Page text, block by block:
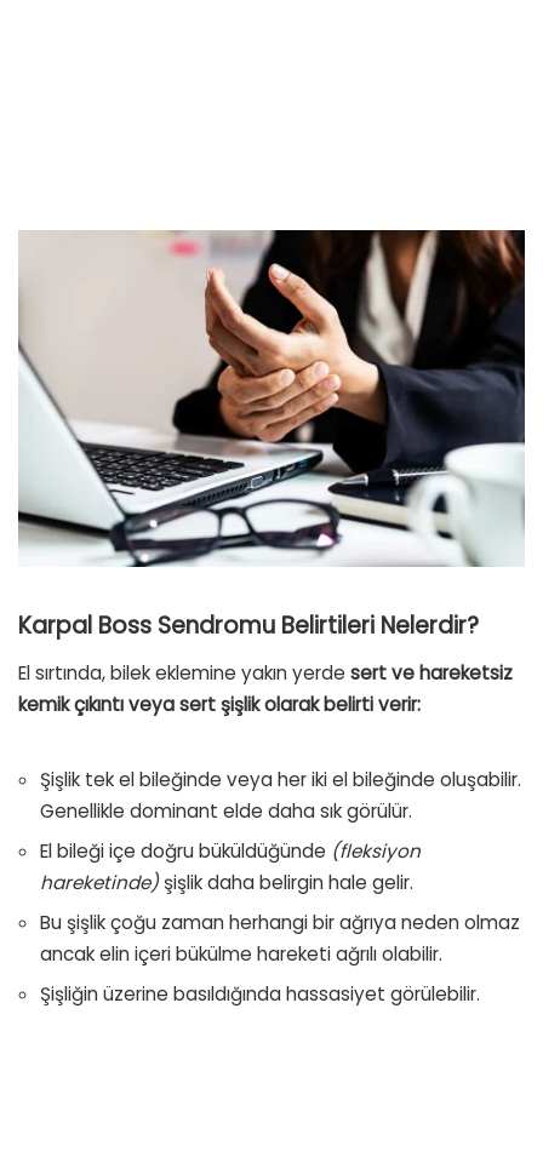
Karpal Boss Sendromu Belirtileri Nelerdir?
El sırtında, bilek eklemine yakın yerde sert ve hareketsiz
kemik çıkıntı veya sert şişlik olarak belirti verir:
Şişlik tek el bileğinde veya her iki el bileğinde oluşabilir.
Genellikle dominant elde daha sık görülür.
El bileği içe doğru büküldüğünde (fleksiyon
hareketinde) şişlik daha belirgin hale gelir.
Bu şişlik çoğu zaman herhangi bir ağrıya neden olmaz
ancak elin içeri bükülme hareketi ağrılı olabilir.
Şişliğin üzerine basıldığında hassasiyet görülebilir.